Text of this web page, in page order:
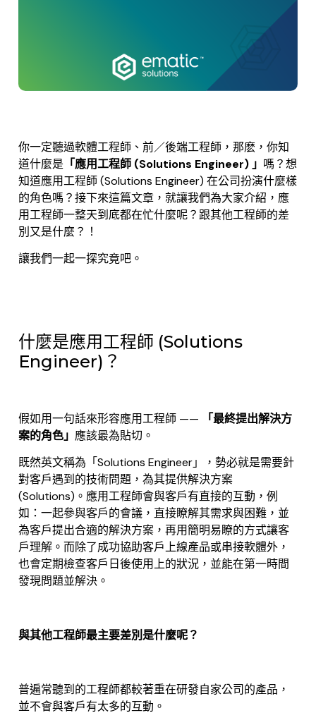
你一定聽過軟體工程師、前／後端工程師，那麽，你知
道什麼是 「應用工程師 (Solutions Engineer) 」 嗎？想
知道應用工程師 (Solutions Engineer) 在公司扮演什麼樣
的角色嗎？接下來這篇文章，就讓我們為大家介紹，應
用工程師一整天到底都在忙什麼呢？跟其他工程師的差
別又是什麼？！
讓我們一起一探究竟吧。
什麼是應用工程師 (Solutions
Engineer)？
假如用一句話來形容應用工程師 ——
「最終提出解決方
案的角色」 應該最為貼切。
既然英文稱為「Solutions Engineer」，勢必就是需要針
對客戶遇到的技術問題，為其提供解決方案
(Solutions)。應用工程師會與客戶有直接的互動，例
如：一起參與客戶的會議，直接瞭解其需求與困難，並
為客戶提出合適的解決方案，再用簡明易瞭的方式讓客
戶理解。而除了成功協助客戶上線產品或串接軟體外，
也會定期檢查客戶日後使用上的狀況，並能在第一時間
發現問題並解決。
與其他工程師最主要差別是什麼呢？
普遍常聽到的工程師都較著重在研發自家公司的產品，
並不會與客戶有太多的互動。